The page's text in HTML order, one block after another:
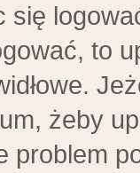
to
żeby
problem